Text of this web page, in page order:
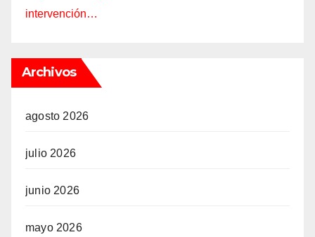
intervención…
Archivos
agosto 2026
julio 2026
junio 2026
mayo 2026